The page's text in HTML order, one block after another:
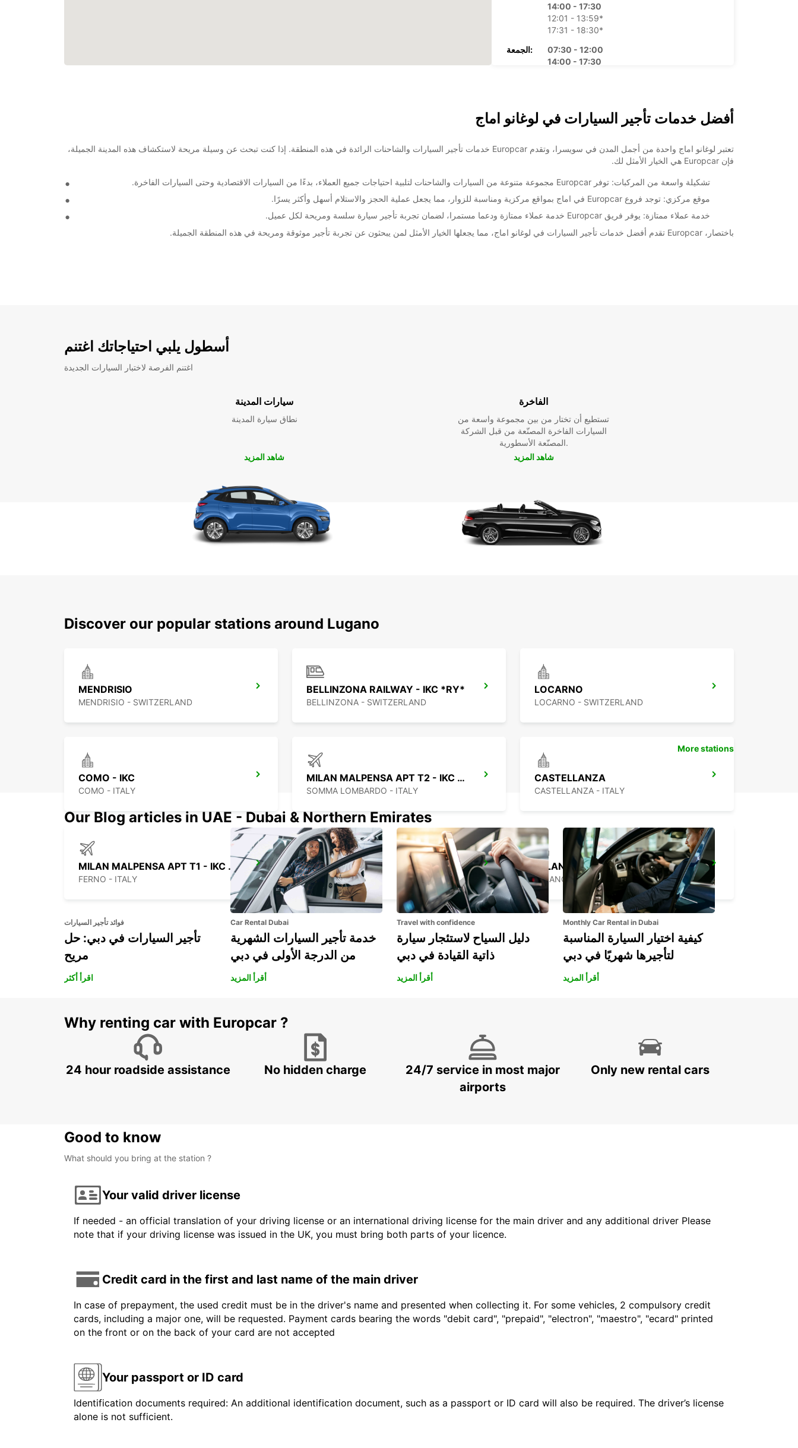
14:00 - 17:30
12:01 - 13:59*
17:31 - 18:30*
الجمعة:
07:30 - 12:00
14:00 - 17:30
الأحد:
مغلق
*برسوم إضافية
These opening hours may vary due to public holidays.
+41 (91) 9710101
خط سير الرحلة
أفضل خدمات تأجير السيارات في لوغانو اماج
تعتبر لوغانو اماج واحدة من أجمل المدن في سويسرا، وتقدم Europcar خدمات تأجير السيارات والشاحنات الرائدة في هذه المنطقة. إذا كنت تبحث عن وسيلة مريحة لاستكشاف هذه المدينة الجميلة،
فإن Europcar هي الخيار الأمثل لك.
تشكيلة واسعة من المركبات: توفر Europcar مجموعة متنوعة من السيارات والشاحنات لتلبية احتياجات جميع العملاء، بدءًا من السيارات الاقتصادية وحتى السيارات الفاخرة.
موقع مركزي: توجد فروع Europcar في اماج بمواقع مركزية ومناسبة للزوار، مما يجعل عملية الحجز والاستلام أسهل وأكثر يسرًا.
خدمة عملاء ممتازة: يوفر فريق Europcar خدمة عملاء ممتازة ودعما مستمرا، لضمان تجربة تأجير سيارة سلسة ومريحة لكل عميل.
باختصار، Europcar تقدم أفضل خدمات تأجير السيارات في لوغانو اماج، مما يجعلها الخيار الأمثل لمن يبحثون عن تجربة تأجير موثوقة ومريحة في هذه المنطقة الجميلة.
أسطول يلبي احتياجاتك اغتنم
اغتنم الفرصة لاختبار السيارات الجديدة
سيارات المدينة
نطاق سيارة المدينة
شاهد المزيد
الفاخرة
تستطيع أن تختار من بين مجموعة واسعة من
السيارات الفاخرة المصنّعة من قبل الشركة
المصنّعة الأسطورية.
شاهد المزيد
Discover our popular stations around Lugano
MENDRISIO
MENDRISIO - SWITZERLAND
BELLINZONA RAILWAY - IKC *RY*
BELLINZONA - SWITZERLAND
LOCARNO
LOCARNO - SWITZERLAND
COMO - IKC
COMO - ITALY
MILAN MALPENSA APT T2 - IKC *RY*
SOMMA LOMBARDO - ITALY
CASTELLANZA
CASTELLANZA - ITALY
MILAN MALPENSA APT T1 - IKC *RY*
FERNO - ITALY
MONZA
MONZA - ITALY
MILAN ESPINASSE - FAIR -
MILANO - ITALY
More stations
Our Blog articles in UAE - Dubai & Northern Emirates
فوائد تأجير السيارات
تأجير السيارات في دبي: حل
مريح
اقرأ أكثر
Car Rental Dubai
خدمة تأجير السيارات الشهرية
من الدرجة الأولى في دبي
أقرأ المزيد
Travel with confidence
دليل السياح لاستئجار سيارة
ذاتية القيادة في دبي
أقرأ المزيد
Monthly Car Rental in Dubai
كيفية اختيار السيارة المناسبة
لتأجيرها شهريًا في دبي
أقرأ المزيد
Why renting car with Europcar ?
24 hour roadside assistance No hidden charge
24/7 service in most major
airports
Only new rental cars
Good to know
What should you bring at the station ?
Your valid driver license
If needed - an official translation of your driving license or an international driving license for the main driver and any additional driver Please
note that if your driving license was issued in the UK, you must bring both parts of your licence.
Credit card in the first and last name of the main driver
In case of prepayment, the used credit must be in the driver's name and presented when collecting it. For some vehicles, 2 compulsory credit
cards, including a major one, will be requested. Payment cards bearing the words "debit card", "prepaid", "electron", "maestro", "ecard" printed
on the front or on the back of your card are not accepted
Your passport or ID card
Identification documents required: An additional identification document, such as a passport or ID card will also be required. The driver’s license
alone is not sufficient.